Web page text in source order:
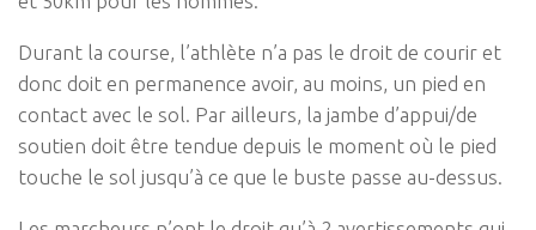
Durant la course, l’athlète n’a pas le droit de courir et
donc doit en permanence avoir, au moins, un pied en
contact avec le sol. Par ailleurs, la jambe d’appui/de
soutien doit être tendue depuis le moment où le pied
touche le sol jusqu’à ce que le buste passe au-dessus.